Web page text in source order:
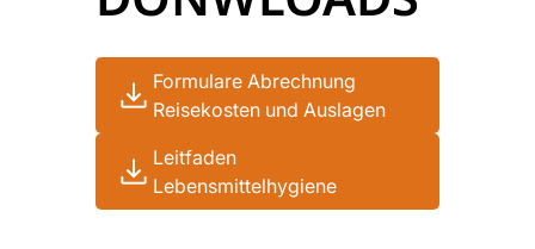
download Formulare Abrechnung
Reisekosten und Auslagen
download Leitfaden
Lebensmittelhygiene